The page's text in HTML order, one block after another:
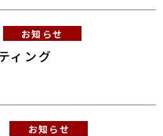
お知らせ
ィング
お知らせ